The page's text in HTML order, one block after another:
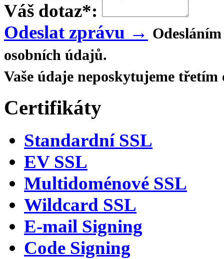
Váš dotaz*:
Odeslat zprávu →
osobních údajů.
Vaše údaje neposkytujeme třetím
Certifikáty
Standardní SSL
EV SSL
Multidoménové SSL
Wildcard SSL
E-mail Signing
Code Signing